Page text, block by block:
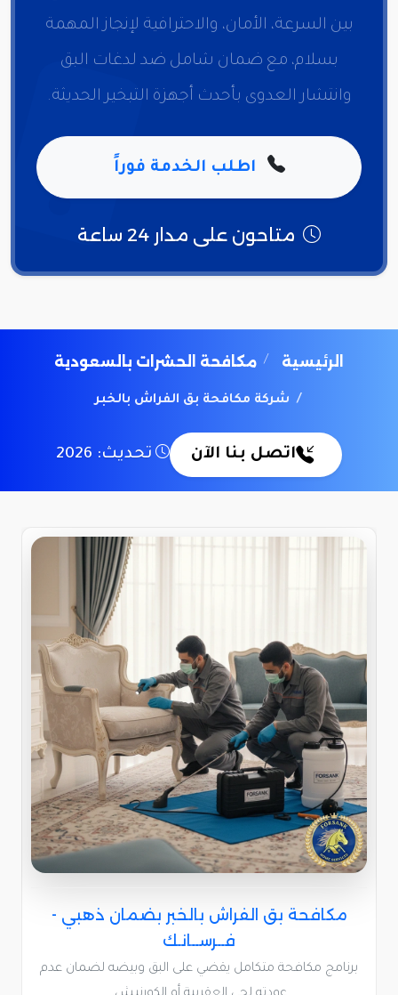
بين السرعة، الأمان، والاحترافية لإنجاز المهمة
بسلام، مع ضمان شامل ضد لدغات البق
وانتشار العدوى بأحدث أجهزة التبخير الحديثة.
اطلب الخدمة فوراً
متاحون على مدار 24 ساعة
الرئيسية مكافحة الحشرات بالسعودية
شركة مكافحة بق الفراش بالخبر
اتصل بنا الآن تحديث: 2026
مكافحة بق الفراش بالخبر بضمان ذهبي -
فــرســانـك
برنامج مكافحة متكامل يقضي على البق وبيضه لضمان عدم